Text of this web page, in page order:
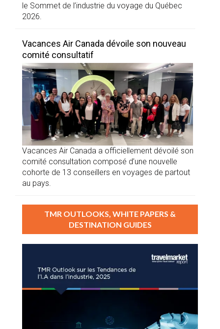
le Sommet de l’industrie du voyage du Québec
2026.
Vacances Air Canada dévoile son nouveau
comité consultatif
Vacances Air Canada a officiellement dévoilé son
comité consultation composé d’une nouvelle
cohorte de 13 conseillers en voyages de partout
au pays.
TMR OUTLOOKS, WHITE PAPERS &
DESTINATION GUIDES